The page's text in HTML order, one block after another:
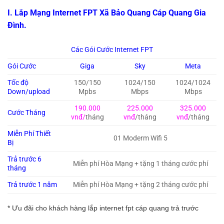
I. Lắp Mạng Internet FPT Xã Bảo Quang Cáp Quang Gia
Đình.
Các Gói Cước Internet FPT
Gói Cước
Giga Sky
Meta
Tốc độ
Down/upload
150/150
Mpbs
1024/150
Mbps
1024/1024
Mbps
Cước Tháng
190.000
vnđ/tháng
225.000
vnđ/tháng
325.000
vnđ/tháng
Miễn Phí Thiết
Bị
01 Moderm Wifi 5
Trả trước 6
tháng
Miễn phí Hòa Mạng + tặng 1 tháng cước phí
Trả trước 1 năm Miễn phí Hòa Mạng + tặng 2 tháng cước phí
* Ưu đãi cho khách hàng lắp internet fpt cáp quang trả trước